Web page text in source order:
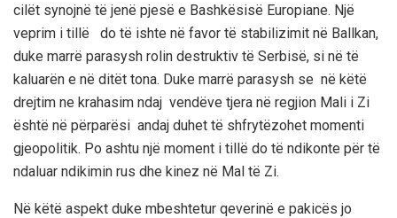
cilët synojnë të jenë pjesë e Bashkësisë Europiane. Një
veprim i tillë do të ishte në favor të stabilizimit në Ballkan,
duke marrë parasysh rolin destruktiv të Serbisë, si në të
kaluarën e në ditët tona. Duke marrë parasysh se në këtë
drejtim ne krahasim ndaj vendëve tjera në regjion Mali i Zi
është në përparësi andaj duhet të shfrytëzohet momenti
gjeopolitik. Po ashtu një moment i tillë do të ndikonte për të
ndaluar ndikimin rus dhe kinez në Mal të Zi.
Në këtë aspekt duke mbeshtetur qeverinë e pakicës jo